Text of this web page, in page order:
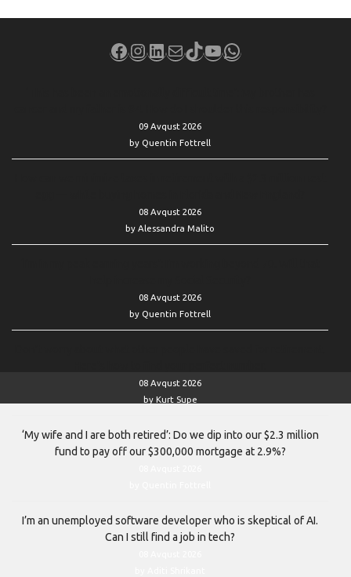
Facebook
Instagram
LinkedIn
MailTikTok
YouTube
WhatsApp
09 Avqust 2026
by Quentin Fottrell
08 Avqust 2026
by Alessandra Malito
08 Avqust 2026
by Quentin Fottrell
08 Avqust 2026
by Kurt Supe
‘My wife and I are both retired’: Do we dip into our $2.3 million
fund to pay off our $300,000 mortgage at 2.9%?
I’m an unemployed software developer who is skeptical of AI.
Can I still find a job in tech?